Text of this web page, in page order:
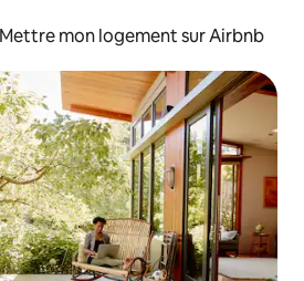
Mettre mon logement sur Airbnb